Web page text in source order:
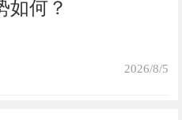
自己，嫌他难看
怪故事，如果是在
如何？
2026/8/5